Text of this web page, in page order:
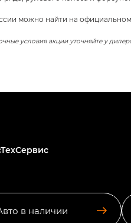
можно найти на
условия акции уточняйте у
в наличии